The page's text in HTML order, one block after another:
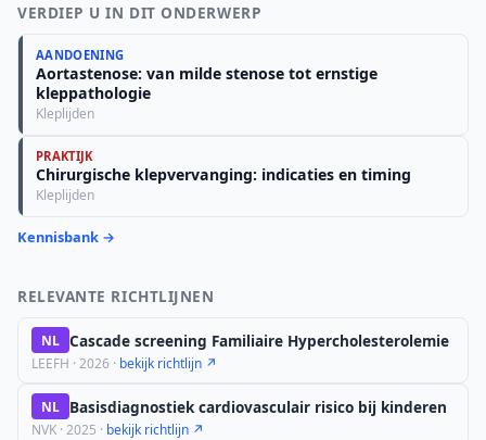
VERDIEP U IN DIT ONDERWERP
AANDOENING
Aortastenose: van milde stenose tot ernstige
kleppathologie
Kleplijden
PRAKTIJK
Chirurgische klepvervanging: indicaties en timing
Kleplijden
Kennisbank →
RELEVANTE RICHTLIJNEN
NL Cascade screening Familiaire Hypercholesterolemie
LEEFH · 2026 · bekijk richtlijn ↗
NL Basisdiagnostiek cardiovasculair risico bij kinderen
NVK · 2025 · bekijk richtlijn ↗